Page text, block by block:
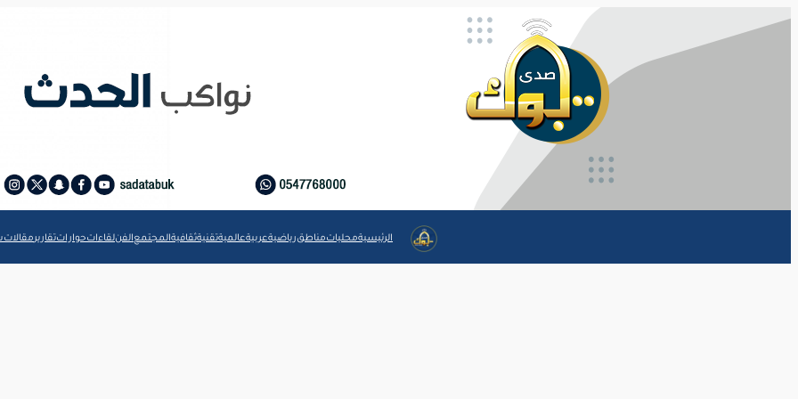
تخطى
الرئيسيةمحلياتمناطقرياضيةعربيةعالميةتقنيةثقافيةالمجتمعالفنلقاءاتحواراتتقاريرمقالات